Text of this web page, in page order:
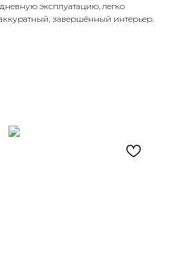
эксплуатацию, легко
завершённый интерьер.